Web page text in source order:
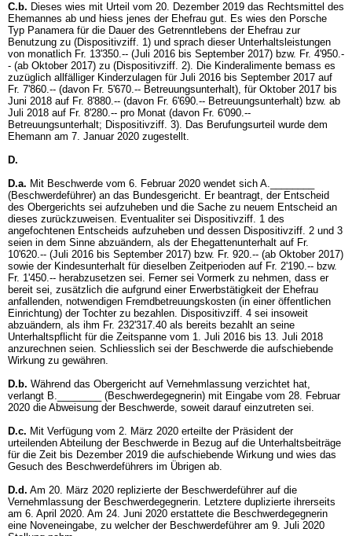
C.b. Dieses wies mit Urteil vom 20. Dezember 2019 das Rechtsmittel des
Ehemannes ab und hiess jenes der Ehefrau gut. Es wies den Porsche
Typ Panamera für die Dauer des Getrenntlebens der Ehefrau zur
Benutzung zu (Dispositivziff. 1) und sprach dieser Unterhaltsleistungen
von monatlich Fr. 13'350.-- (Juli 2016 bis September 2017) bzw. Fr. 4'950.-
- (ab Oktober 2017) zu (Dispositivziff. 2). Die Kinderalimente bemass es
zuzüglich allfälliger Kinderzulagen für Juli 2016 bis September 2017 auf
Fr. 7'860.-- (davon Fr. 5'670.-- Betreuungsunterhalt), für Oktober 2017 bis
Juni 2018 auf Fr. 8'880.-- (davon Fr. 6'690.-- Betreuungsunterhalt) bzw. ab
Juli 2018 auf Fr. 8'280.-- pro Monat (davon Fr. 6'090.--
Betreuungsunterhalt; Dispositivziff. 3). Das Berufungsurteil wurde dem
Ehemann am 7. Januar 2020 zugestellt.
D.
D.a. Mit Beschwerde vom 6. Februar 2020 wendet sich A.________
(Beschwerdeführer) an das Bundesgericht. Er beantragt, der Entscheid
des Obergerichts sei aufzuheben und die Sache zu neuem Entscheid an
dieses zurückzuweisen. Eventualiter sei Dispositivziff. 1 des
angefochtenen Entscheids aufzuheben und dessen Dispositivziff. 2 und 3
seien in dem Sinne abzuändern, als der Ehegattenunterhalt auf Fr.
10'620.-- (Juli 2016 bis September 2017) bzw. Fr. 920.-- (ab Oktober 2017)
sowie der Kindesunterhalt für dieselben Zeitperioden auf Fr. 2'190.-- bzw.
Fr. 1'450.-- herabzusetzen sei. Ferner sei Vormerk zu nehmen, dass er
bereit sei, zusätzlich die aufgrund einer Erwerbstätigkeit der Ehefrau
anfallenden, notwendigen Fremdbetreuungskosten (in einer öffentlichen
Einrichtung) der Tochter zu bezahlen. Dispositivziff. 4 sei insoweit
abzuändern, als ihm Fr. 232'317.40 als bereits bezahlt an seine
Unterhaltspflicht für die Zeitspanne vom 1. Juli 2016 bis 13. Juli 2018
anzurechnen seien. Schliesslich sei der Beschwerde die aufschiebende
Wirkung zu gewähren.
D.b. Während das Obergericht auf Vernehmlassung verzichtet hat,
verlangt B.________ (Beschwerdegegnerin) mit Eingabe vom 28. Februar
2020 die Abweisung der Beschwerde, soweit darauf einzutreten sei.
D.c. Mit Verfügung vom 2. März 2020 erteilte der Präsident der
urteilenden Abteilung der Beschwerde in Bezug auf die Unterhaltsbeiträge
für die Zeit bis Dezember 2019 die aufschiebende Wirkung und wies das
Gesuch des Beschwerdeführers im Übrigen ab.
D.d. Am 20. März 2020 replizierte der Beschwerdeführer auf die
Vernehmlassung der Beschwerdegegnerin. Letztere duplizierte ihrerseits
am 6. April 2020. Am 24. Juni 2020 erstattete die Beschwerdegegnerin
eine Noveneingabe, zu welcher der Beschwerdeführer am 9. Juli 2020